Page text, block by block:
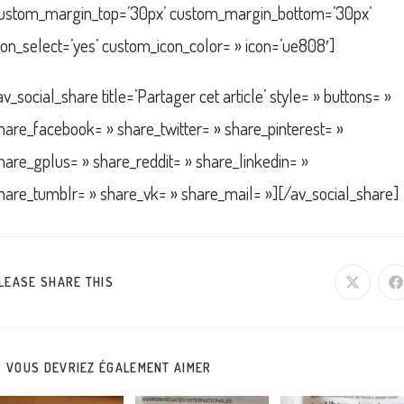
custom_margin_bottom=’30px’
custom_icon_color= » icon=’ue808′]
title=’Partager cet article’ style= » buttons= »
» share_twitter= » share_pinterest= »
» share_reddit= » share_linkedin= »
» share_vk= » share_mail= »][/av_social_share]
SHARE THIS
Ouvrir
VOUS DEVRIEZ ÉGALEMENT AIMER